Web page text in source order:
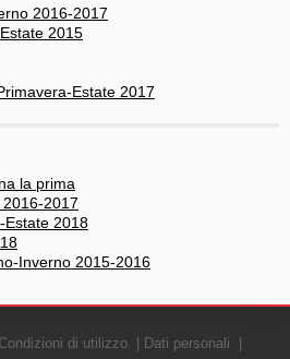
2016-2017
2015
Estate 2017
la prima
2017
Estate 2018
Inverno 2015-2016
Condizioni di utilizzo Dati personali